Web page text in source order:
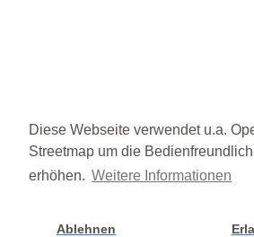
Diese Webseite verwendet u.a.
Streetmap um die
erhöhen. Weitere Informationen
Ablehnen